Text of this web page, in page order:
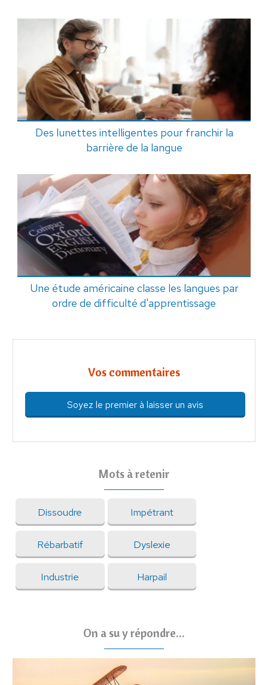
Des lunettes intelligentes pour franchir la
barrière de la langue
Une étude américaine classe les langues par
ordre de difficulté d'apprentissage
Vos commentaires
Soyez le premier à laisser un avis
Mots à retenir
Dissoudre Impétrant
Rébarbatif Dyslexie
Industrie Harpail
On a su y répondre...